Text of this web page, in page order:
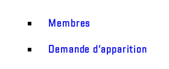
Membres
Demande d’apparition